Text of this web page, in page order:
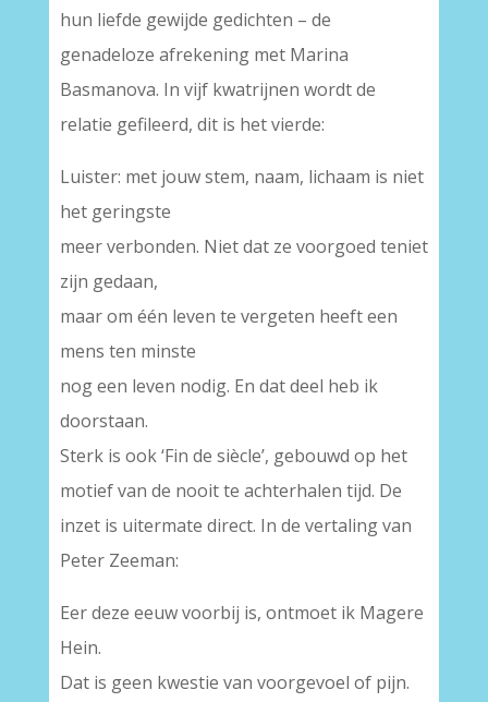
hun liefde gewijde gedichten – de
genadeloze afrekening met Marina
Basmanova. In vijf kwatrijnen wordt de
relatie gefileerd, dit is het vierde:
Luister: met jouw stem, naam, lichaam is niet
het geringste
meer verbonden. Niet dat ze voorgoed teniet
zijn gedaan,
maar om één leven te vergeten heeft een
mens ten minste
nog een leven nodig. En dat deel heb ik
doorstaan.
Sterk is ook ‘Fin de siècle’, gebouwd op het
motief van de nooit te achterhalen tijd. De
inzet is uitermate direct. In de vertaling van
Peter Zeeman:
Eer deze eeuw voorbij is, ontmoet ik Magere
Hein.
Dat is geen kwestie van voorgevoel of pijn.